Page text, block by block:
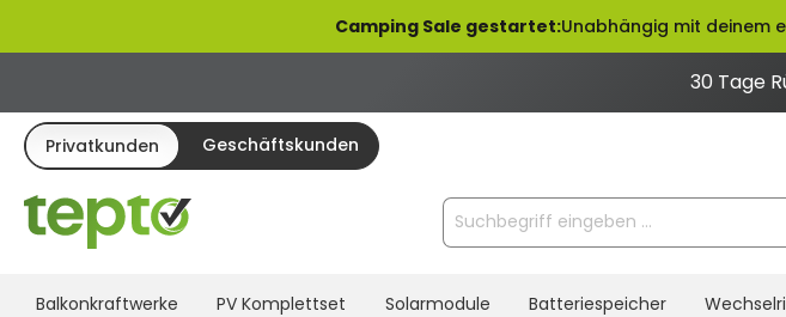
Zur Hauptnavigation springenCamping Sale gestartet:Unabhängig mit deinem
30 Tage
Privatkunden Geschäftskunden
Balkonkraftwerke PV Komplettset Solarmodule Batteriespeicher